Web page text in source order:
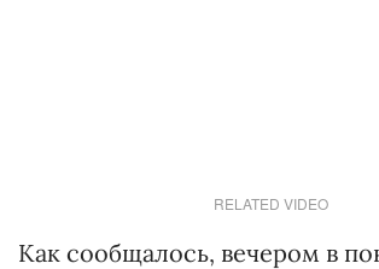
RELATED VIDEO
Как сообщалось, вечером в